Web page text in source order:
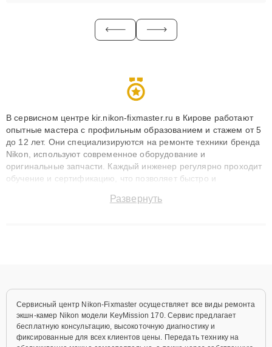
В сервисном центре kir.nikon-fixmaster.ru в Кирове работают
опытные мастера с профильным образованием и стажем от 5
до 12 лет. Они специализируются на ремонте техники бренда
Nikon, используют современное оборудование и
оригинальные запчасти. Каждый инженер регулярно проходит
обучение и сертификацию, что позволяет быстро и
сохранением гарантии до 3 лет. Наши мастера решают
Развернуть
Сервисный центр Nikon-Fixmaster осуществляет все виды ремонта
экшн-камер Nikon модели KeyMission 170. Сервис предлагает
бесплатную консультацию, высокоточную диагностику и
фиксированные для всех клиентов цены. Передать технику на